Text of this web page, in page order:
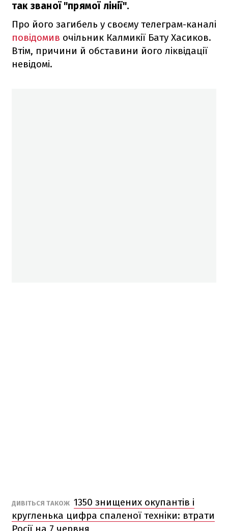
так званої "прямої лінії".
Про його загибель у своєму телеграм-каналі
повідомив очільник Калмикії Бату Хасиков.
Втім, причини й обставини його ліквідації
невідомі.
ДИВІТЬСЯ ТАКОЖ 1350 знищених окупантів і
кругленька цифра спаленої техніки: втрати
Росії на 7 червня